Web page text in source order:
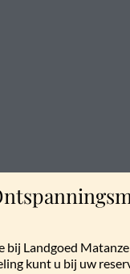
Landgoed
kunt u bij uw